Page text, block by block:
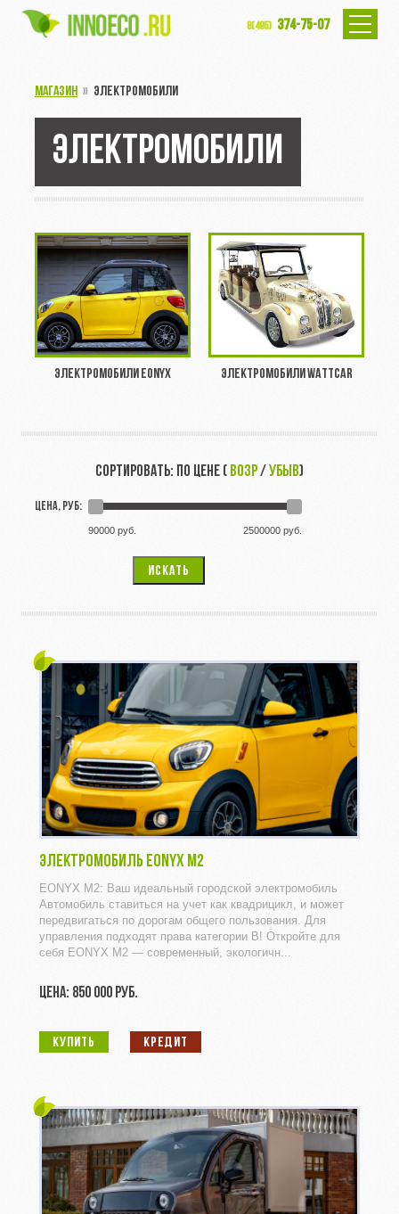
8(495) 374-75-07
МАГАЗИН » ЭЛЕКТРОМОБИЛИ
ЭЛЕКТРОМОБИЛИ
Электромобили EONYX Электромобили WattCar
СОРТИРОВАТЬ: ПО ЦЕНЕ ( ВОЗР/УБЫВ)
ЦЕНА, РУБ:
90000 руб. 2500000 руб.
ИСКАТЬ
ЭЛЕКТРОМОБИЛЬ EONYX M2
EONYX M2: Ваш идеальный городской электромобиль
Автомобиль ставиться на учет как квадрицикл, и может
передвигаться по дорогам общего пользования. Для
управления подходят права категории B! Откройте для
себя EONYX M2 — современный, экологичн...
ЦЕНА: 850 000 РУБ.
КУПИТЬ КРЕДИТ